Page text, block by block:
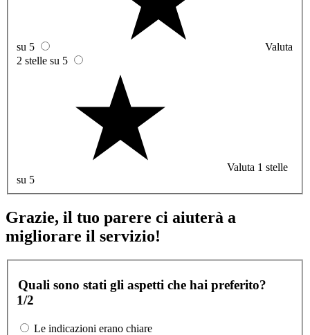
su 5
Valuta
2 stelle su 5
Valuta 1 stelle
su 5
Grazie, il tuo parere ci aiuterà a
migliorare il servizio!
Quali sono stati gli aspetti che hai preferito?
1/2
Le indicazioni erano chiare